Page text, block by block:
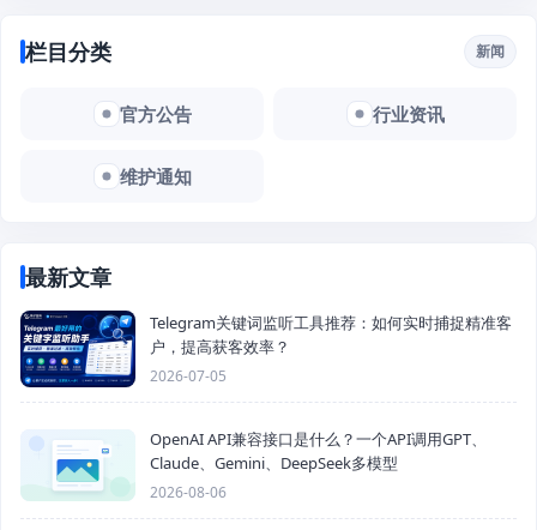
栏目分类 新闻
官方公告 行业资讯
维护通知
最新文章
Telegram关键词监听工具推荐：如何实时捕捉精准客
户，提高获客效率？
2026-07-05
OpenAI API兼容接口是什么？一个API调用GPT、
Claude、Gemini、DeepSeek多模型
2026-08-06